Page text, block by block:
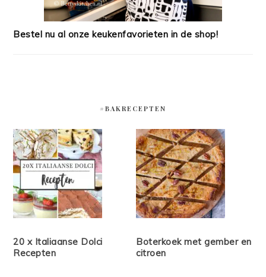
Bestel nu al onze keukenfavorieten in de shop!
#BAKRECEPTEN
20 x Italiaanse Dolci
Recepten
Boterkoek met gember en
citroen